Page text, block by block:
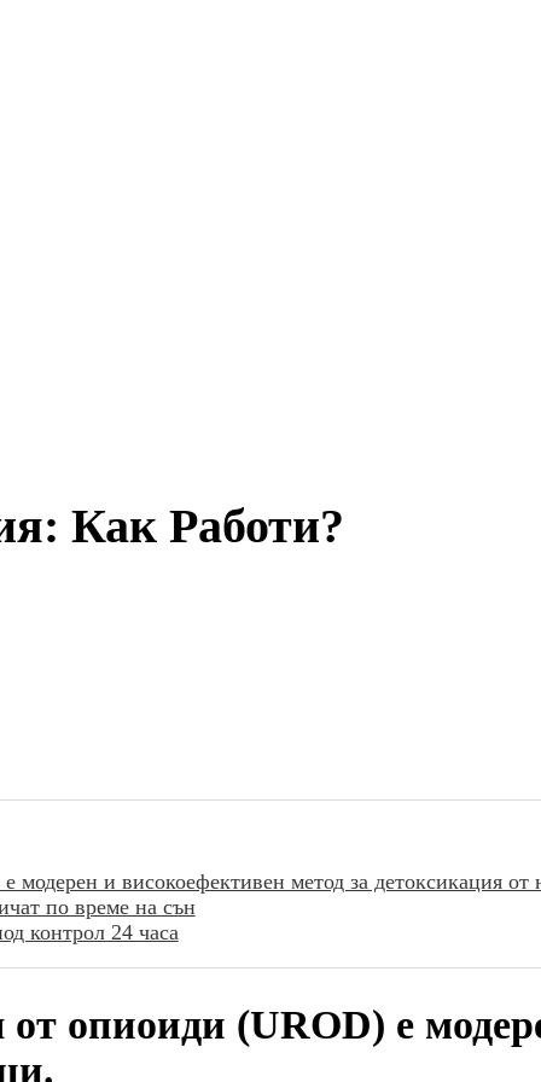
Как Работи?
модерен и високоефективен метод за детоксикация от
по време на сън
контрол 24 часа
от опиоиди (UROD) е